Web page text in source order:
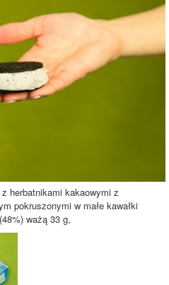
herbatnikami kakaowymi z
pokruszonymi w małe kawałki
ważą 33 g,